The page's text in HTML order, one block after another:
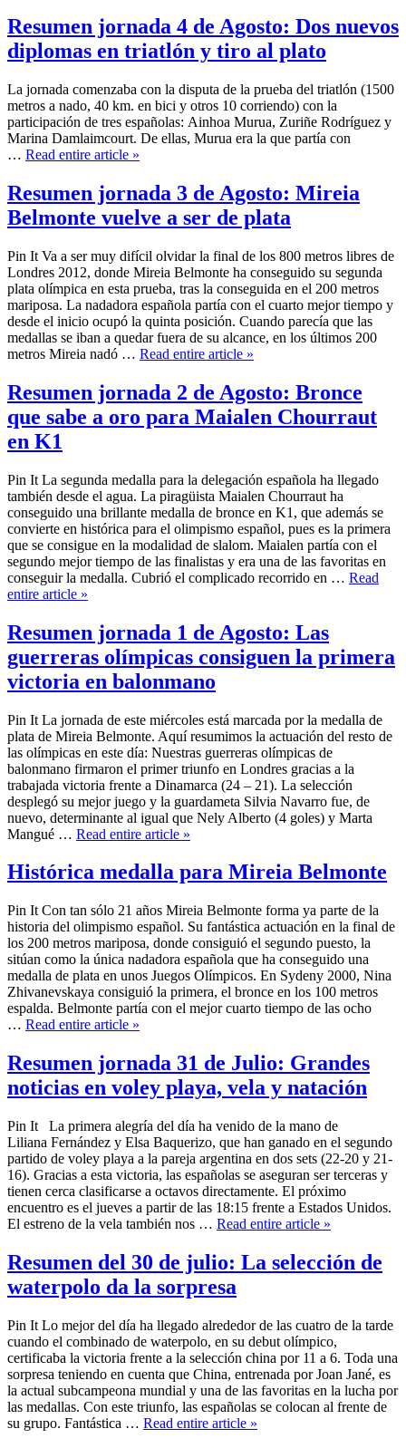
Resumen jornada 4 de Agosto: Dos nuevos
diplomas en triatlón y tiro al plato
La jornada comenzaba con la disputa de la prueba del triatlón (1500
metros a nado, 40 km. en bici y otros 10 corriendo) con la
participación de tres españolas: Ainhoa Murua, Zuriñe Rodríguez y
Marina Damlaimcourt. De ellas, Murua era la que partía con
… Read entire article »
Resumen jornada 3 de Agosto: Mireia
Belmonte vuelve a ser de plata
Pin It Va a ser muy difícil olvidar la final de los 800 metros libres de
Londres 2012, donde Mireia Belmonte ha conseguido su segunda
plata olímpica en esta prueba, tras la conseguida en el 200 metros
mariposa. La nadadora española partía con el cuarto mejor tiempo y
desde el inicio ocupó la quinta posición. Cuando parecía que las
medallas se iban a quedar fuera de su alcance, en los últimos 200
metros Mireia nadó … Read entire article »
Resumen jornada 2 de Agosto: Bronce
que sabe a oro para Maialen Chourraut
en K1
Pin It La segunda medalla para la delegación española ha llegado
también desde el agua. La piragüista Maialen Chourraut ha
conseguido una brillante medalla de bronce en K1, que además se
convierte en histórica para el olimpismo español, pues es la primera
que se consigue en la modalidad de slalom. Maialen partía con el
segundo mejor tiempo de las finalistas y era una de las favoritas en
conseguir la medalla. Cubrió el complicado recorrido en … Read
entire article »
Resumen jornada 1 de Agosto: Las
guerreras olímpicas consiguen la primera
victoria en balonmano
Pin It La jornada de este miércoles está marcada por la medalla de
plata de Mireia Belmonte. Aquí resumimos la actuación del resto de
las olímpicas en este día: Nuestras guerreras olímpicas de
balonmano firmaron el primer triunfo en Londres gracias a la
trabajada victoria frente a Dinamarca (24 – 21). La selección
desplegó su mejor juego y la guardameta Silvia Navarro fue, de
nuevo, determinante al igual que Nely Alberto (4 goles) y Marta
Mangué … Read entire article »
Histórica medalla para Mireia Belmonte
Pin It Con tan sólo 21 años Mireia Belmonte forma ya parte de la
historia del olimpismo español. Su fantástica actuación en la final de
los 200 metros mariposa, donde consiguió el segundo puesto, la
sitúan como la única nadadora española que ha conseguido una
medalla de plata en unos Juegos Olímpicos. En Sydeny 2000, Nina
Zhivanevskaya consiguió la primera, el bronce en los 100 metros
espalda. Belmonte partía con el mejor cuarto tiempo de las ocho
… Read entire article »
Resumen jornada 31 de Julio: Grandes
noticias en voley playa, vela y natación
Pin It La primera alegría del día ha venido de la mano de
Liliana Fernández y Elsa Baquerizo, que han ganado en el segundo
partido de voley playa a la pareja argentina en dos sets (22-20 y 21-
16). Gracias a esta victoria, las españolas se aseguran ser terceras y
tienen cerca clasificarse a octavos directamente. El próximo
encuentro es el jueves a partir de las 18:15 frente a Estados Unidos.
El estreno de la vela también nos … Read entire article »
Resumen del 30 de julio: La selección de
waterpolo da la sorpresa
Pin It Lo mejor del día ha llegado alrededor de las cuatro de la tarde
cuando el combinado de waterpolo, en su debut olímpico,
certificaba la victoria frente a la selección china por 11 a 6. Toda una
sorpresa teniendo en cuenta que China, entrenada por Joan Jané, es
la actual subcampeona mundial y una de las favoritas en la lucha por
las medallas. Con este triunfo, las españolas se colocan al frente de
su grupo. Fantástica … Read entire article »